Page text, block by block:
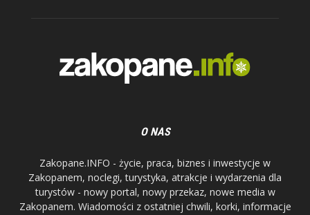
O NAS
Zakopane.INFO - życie, praca, biznes i inwestycje w
Zakopanem, noclegi, turystyka, atrakcje i wydarzenia dla
turystów - nowy portal, nowy przekaz, nowe media w
Zakopanem. Wiadomości z ostatniej chwili, korki, informacje